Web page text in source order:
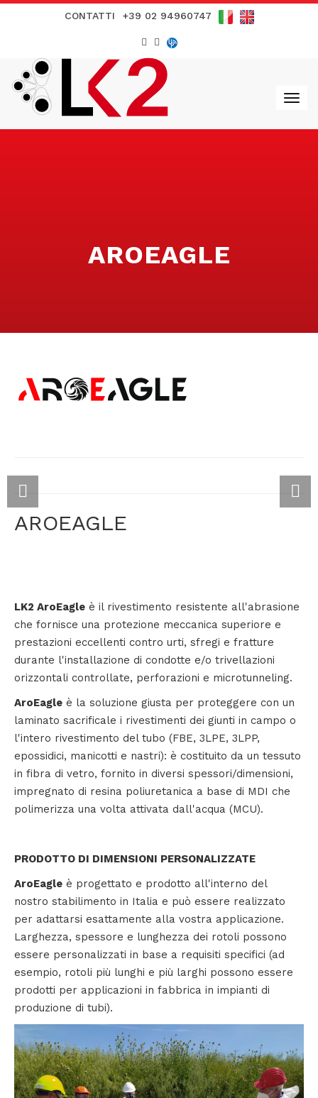
CONTATTI +39 02 94960747
AROEAGLE
AROEAGLE
LK2 AroEagle è il rivestimento resistente all'abrasione
che fornisce una protezione meccanica superiore e
prestazioni eccellenti contro urti, sfregi e fratture
durante l'installazione di condotte e/o trivellazioni
orizzontali controllate, perforazioni e microtunneling.
AroEagle è la soluzione giusta per proteggere con un
laminato sacrificale i rivestimenti dei giunti in campo o
l'intero rivestimento del tubo (FBE, 3LPE, 3LPP,
epossidici, manicotti e nastri): è costituito da un tessuto
in fibra di vetro, fornito in diversi spessori/dimensioni,
impregnato di resina poliuretanica a base di MDI che
polimerizza una volta attivata dall'acqua (MCU).
PRODOTTO DI DIMENSIONI PERSONALIZZATE
AroEagle è progettato e prodotto all'interno del
nostro stabilimento in Italia e può essere realizzato
per adattarsi esattamente alla vostra applicazione.
Larghezza, spessore e lunghezza dei rotoli possono
essere personalizzati in base a requisiti specifici (ad
esempio, rotoli più lunghi e più larghi possono essere
prodotti per applicazioni in fabbrica in impianti di
produzione di tubi).